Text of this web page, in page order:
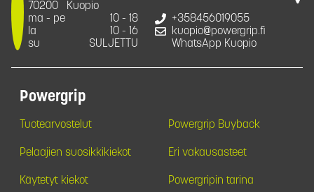
70200
Kuopio
ma - pe
10 - 18
la
10 - 16
su
SULJETTU
+358456019055
kuopio@powergrip.fi
WhatsApp Kuopio
Powergrip
Tuotearvostelut Powergrip Buyback
Pelaajien suosikkikiekot Eri vakausasteet
Käytetyt kiekot Powergripin tarina